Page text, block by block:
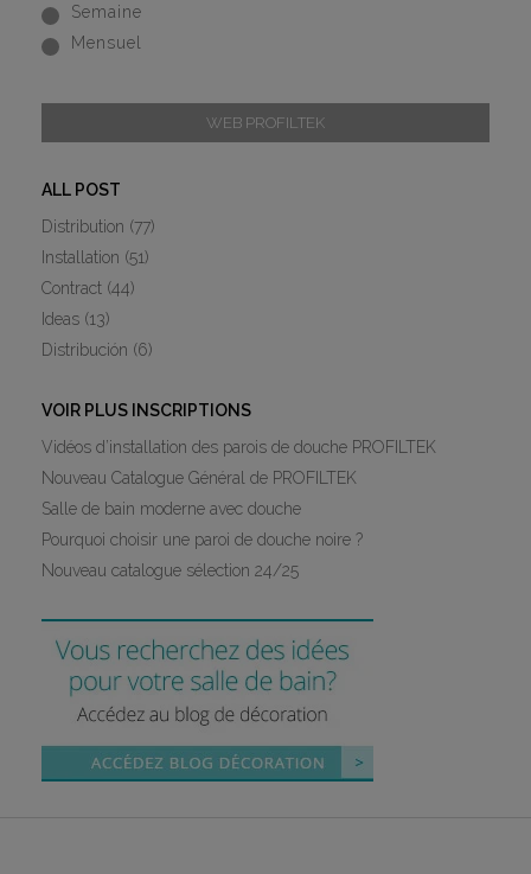
Semaine
Mensuel
WEB PROFILTEK
ALL POST
Distribution (77)
Installation (51)
Contract (44)
Ideas (13)
Distribución (6)
VOIR PLUS INSCRIPTIONS
Vidéos d’installation des parois de douche PROFILTEK
Nouveau Catalogue Général de PROFILTEK
Salle de bain moderne avec douche
Pourquoi choisir une paroi de douche noire ?
Nouveau catalogue sélection 24/25